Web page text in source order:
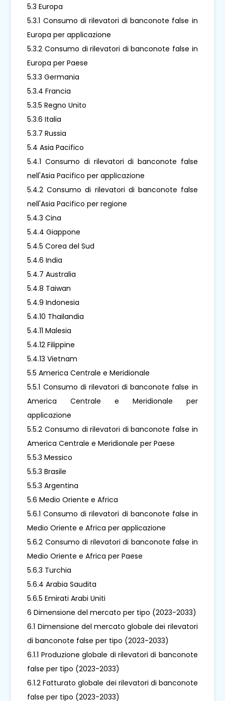
5.3 Europa
5.3.1 Consumo di rilevatori di banconote false in
Europa per applicazione
5.3.2 Consumo di rilevatori di banconote false in
Europa per Paese
5.3.3 Germania
5.3.4 Francia
5.3.5 Regno Unito
5.3.6 Italia
5.3.7 Russia
5.4 Asia Pacifico
5.4.1 Consumo di rilevatori di banconote false
nell'Asia Pacifico per applicazione
5.4.2 Consumo di rilevatori di banconote false
nell'Asia Pacifico per regione
5.4.3 Cina
5.4.4 Giappone
5.4.5 Corea del Sud
5.4.6 India
5.4.7 Australia
5.4.8 Taiwan
5.4.9 Indonesia
5.4.10 Thailandia
5.4.11 Malesia
5.4.12 Filippine
5.4.13 Vietnam
5.5 America Centrale e Meridionale
5.5.1 Consumo di rilevatori di banconote false in
America Centrale e Meridionale per
applicazione
5.5.2 Consumo di rilevatori di banconote false in
America Centrale e Meridionale per Paese
5.5.3 Messico
5.5.3 Brasile
5.5.3 Argentina
5.6 Medio Oriente e Africa
5.6.1 Consumo di rilevatori di banconote false in
Medio Oriente e Africa per applicazione
5.6.2 Consumo di rilevatori di banconote false in
Medio Oriente e Africa per Paese
5.6.3 Turchia
5.6.4 Arabia Saudita
5.6.5 Emirati Arabi Uniti
6 Dimensione del mercato per tipo (2023-2033)
6.1 Dimensione del mercato globale dei rilevatori
di banconote false per tipo (2023-2033)
6.1.1 Produzione globale di rilevatori di banconote
false per tipo (2023-2033)
6.1.2 Fatturato globale dei rilevatori di banconote
false per tipo (2023-2033)